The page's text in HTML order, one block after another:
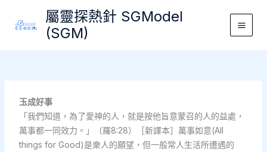
屬靈探熱針 SGModel
(SGM)
Main
玉成好事
「我們知道，為了愛神的人，就是按他旨意蒙召的人的益處，
萬事都一同效力。」（羅8:28）［新譯本］萬事如意(All
things for Good)是衆人的願望，但一般常人生活所遭遇的